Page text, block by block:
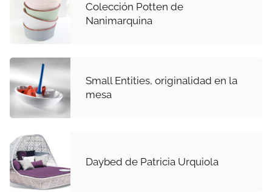
Colección Potten de
Nanimarquina
Small Entities, originalidad en la
mesa
Daybed de Patricia Urquiola